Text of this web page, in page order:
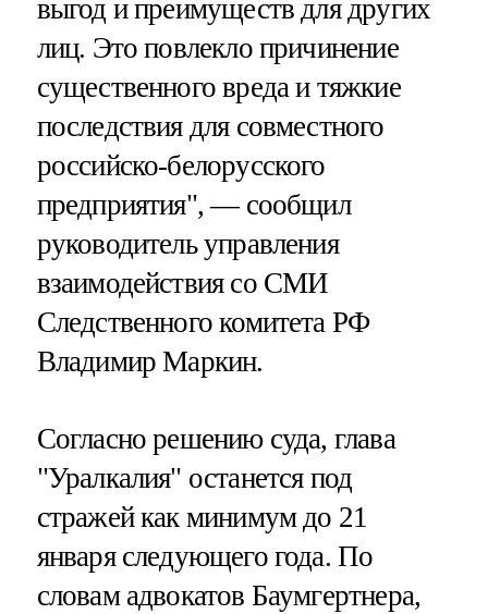
выгод и преимуществ для других
лиц. Это повлекло причинение
существенного вреда и тяжкие
последствия для совместного
российско-белорусского
предприятия", — сообщил
руководитель управления
взаимодействия со СМИ
Следственного комитета РФ
Владимир Маркин.
Согласно решению суда, глава
"Уралкалия" останется под
стражей как минимум до 21
января следующего года. По
словам адвокатов Баумгертнера,